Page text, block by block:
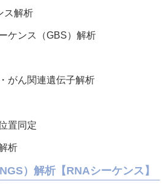
ス解析
ケンス（GBS）解析
がん関連遺伝子解析
置同定
析
）解析【RNAシーケンス】